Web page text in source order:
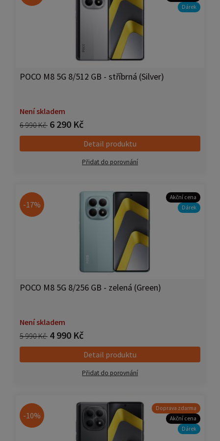
Dárek
POCO M8 5G 8/512 GB - stříbrná (Silver)
Není skladem
6 990 Kč 6 290 Kč
Detail produktu
Přidat do porovnání
-17%
Akční cena
Dárek
POCO M8 5G 8/256 GB - zelená (Green)
Není skladem
5 990 Kč 4 990 Kč
Detail produktu
Přidat do porovnání
-10%
Doprava zdarma
Akční cena
Dárek